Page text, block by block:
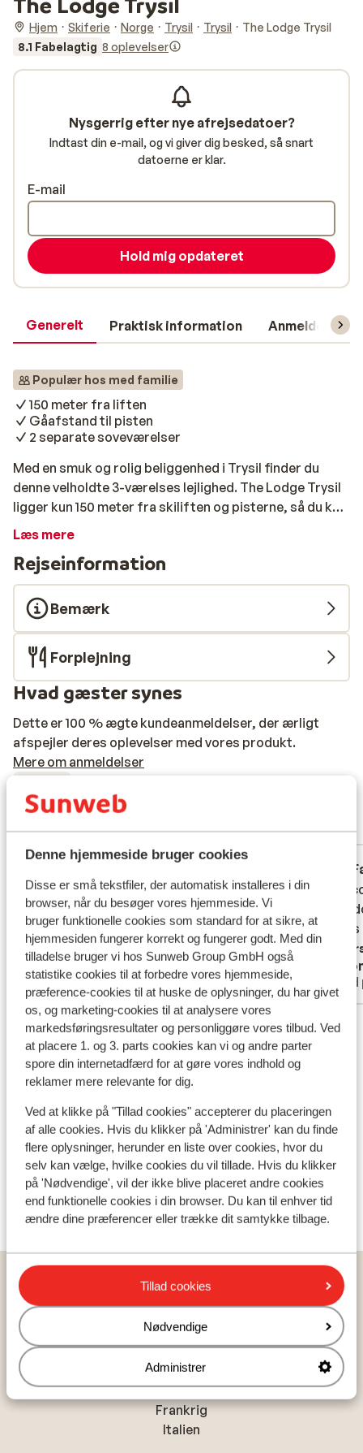
Denne hjemmeside bruger cookies
Disse er små tekstfiler, der automatisk installeres i din
browser, når du besøger vores hjemmeside. Vi
bruger funktionelle cookies som standard for at sikre, at
hjemmesiden fungerer korrekt og fungerer godt. Med din
tilladelse bruger vi hos Sunweb Group GmbH også
statistike cookies til at forbedre vores hjemmeside,
præference-cookies til at huske de oplysninger, du har givet
os, og marketing-cookies til at analysere vores
markedsføringsresultater og personliggøre vores tilbud. Ved
at placere 1. og 3. parts cookies kan vi og andre parter
spore din internetadfærd for at gøre vores indhold og
reklamer mere relevante for dig.
Ved at klikke på "Tillad cookies" accepterer du placeringen
af alle cookies. Hvis du klikker på 'Administrer' kan du finde
flere oplysninger, herunder en liste over cookies, hvor du
selv kan vælge, hvilke cookies du vil tillade. Hvis du klikker
på 'Nødvendige', vil der ikke blive placeret andre cookies
end funktionelle cookies i din browser. Du kan til enhver tid
ændre dine præferencer eller trække dit samtykke tilbage.
Tillad cookies
Nødvendige
Administrer
Hjem Skiferie Norge Trysil Trysil
The Lodge Trysil
8.1 Fabelagtig 8 oplevelser
Generelt Praktisk information Anmeldelser
Populær hos med familie
150 meter fra liften
Gåafstand til pisten
2 separate soveværelser
Med en smuk og rolig beliggenhed i Trysil finder du
denne velholdte 3-værelses lejlighed. The Lodge Trysil
ligger kun 150 meter fra skiliften og pisterne, så du kan
hurtigt stå på ski om morgenen. Supermarkedet og
Lejligheden har to separate soveværelser og en
velholdt stue/køkken.
Læs mere
Rejseinformation
Bemærk
Forplejning
Hvad gæster synes
Dette er 100 % ægte kundeanmeldelser, der ærligt
afspejler deres oplevelser med vores produkt.
Mere om anmeldelser
8.1 Fabelagtig
8 oplevelser
Mest booket af med familie
Køkkenet var lidt mangel fuld
Køkkenet var lidt mangel fuld
ok
Med familie
De
en
De
en
Se alle 8 anmeldelser
Liftkort/skileje/undervisning
Undervisning
Skileje
Nysgerrig efter nye afrejsedatoer?
Indtast din e-mail, og vi giver dig besked, så snart
datoerne er klar.
E-mail
Hold mig opdateret
Hjem The Lodge Trysil
Populære lande
Ostrig
Frankrig
Italien